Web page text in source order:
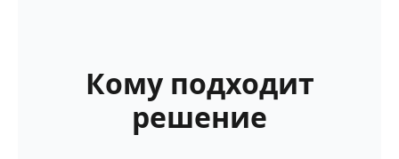
Кому подходит
решение